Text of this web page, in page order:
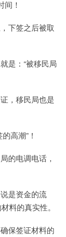
！
下签之后被取
是：“被移民局
，移民局也是
高潮”！
的电调电话，
是资金的流
料的真实性。
保签证材料的